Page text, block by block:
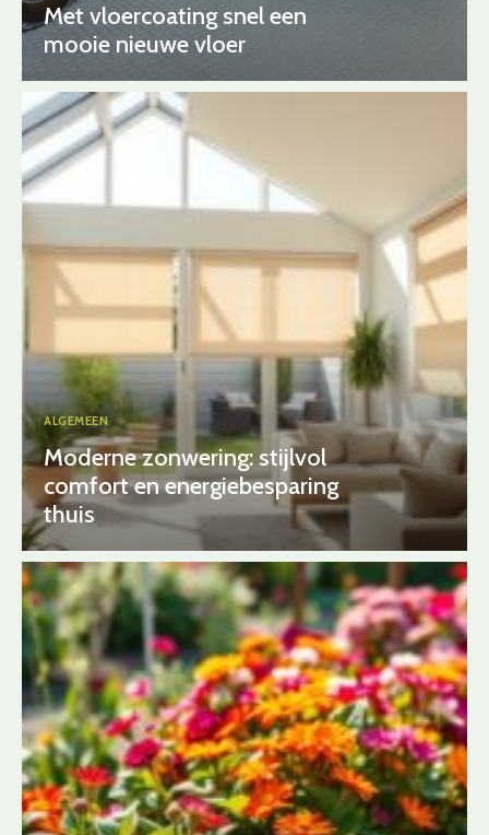
Met vloercoating snel een
mooie nieuwe vloer
ALGEMEEN
Moderne zonwering: stijlvol
comfort en energiebesparing
thuis